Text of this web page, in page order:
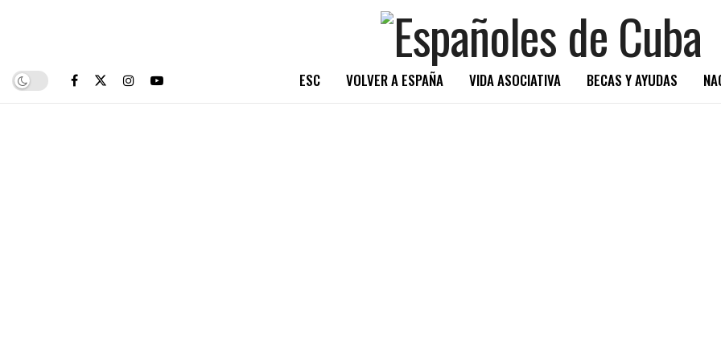
ESC VOLVER A ESPAÑA VIDA ASOCIATIVA BECAS Y AYUDAS